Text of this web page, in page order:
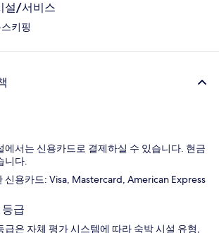
설/서비스
키핑
에서는 신용카드로 결제하실 수 있습니다. 현금
니다.
신용카드: Visa, Mastercard, American Express
급
급은 자체 평가 시스템에 따라 숙박 시설 유형,